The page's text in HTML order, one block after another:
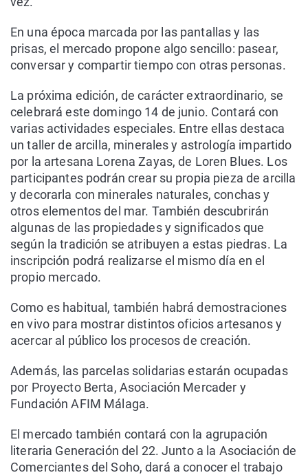
En una época marcada por las pantallas y las
prisas, el mercado propone algo sencillo: pasear,
conversar y compartir tiempo con otras personas.
La próxima edición, de carácter extraordinario, se
celebrará este domingo 14 de junio. Contará con
varias actividades especiales. Entre ellas destaca
un taller de arcilla, minerales y astrología impartido
por la artesana Lorena Zayas, de Loren Blues. Los
participantes podrán crear su propia pieza de arcilla
y decorarla con minerales naturales, conchas y
otros elementos del mar. También descubrirán
algunas de las propiedades y significados que
según la tradición se atribuyen a estas piedras. La
inscripción podrá realizarse el mismo día en el
propio mercado.
Como es habitual, también habrá demostraciones
en vivo para mostrar distintos oficios artesanos y
acercar al público los procesos de creación.
Además, las parcelas solidarias estarán ocupadas
por Proyecto Berta, Asociación Mercader y
Fundación AFIM Málaga.
El mercado también contará con la agrupación
literaria Generación del 22. Junto a la Asociación de
Comerciantes del Soho, dará a conocer el trabajo